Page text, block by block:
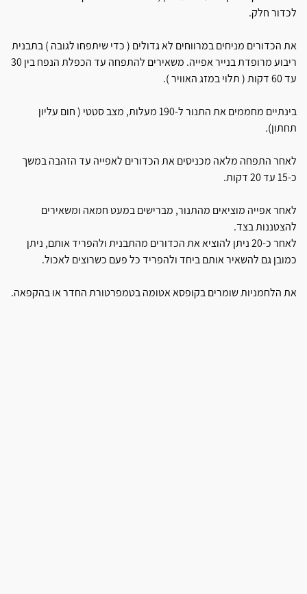
לכדור חלק.
את הכדורים מניחים במרווחים לא גדולים ( כדי שיתפחו לגובה ) בתבנית
ריבוע מרופדת בנייר אפייה. משאירים להתפחה עד הכפלת הנפח בין 30
עד 60 דקות ( תלוי במזג האוויר ).
בינתיים מחממים את התנור ל-190 מעלות, מצב סטטי ( חום עליון
תחתון).
לאחר התפחה מלאה מכניסים את הכדורים לאפייה עד הזהבה במשך
כ-15 עד 20 דקות.
לאחר אפייה מוציאים מהתנור, מברישים במעט חמאה ומשאירים
להצטננות בצד.
לאחר כ-20 ניתן להוציא את הכדורים מהתבנית ולהפריד אותם, ניתן
כמובן גם להשאיר אותם ביחד ולהפריד כל פעם כשרוצים לאכול.
את הלחמניות שומרים בקופסא אטומה בטמפרטורת החדר או בהקפאה.